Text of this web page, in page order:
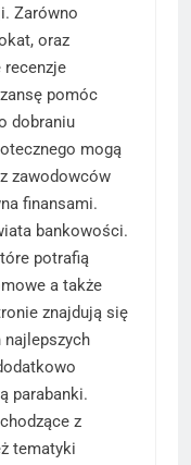
Zarówno
oraz
recenzje
pomóc
dobraniu
mogą
zawodowców
finansami.
bankowości.
potrafią
a także
znajdują się
parabanki.
z
tematyki